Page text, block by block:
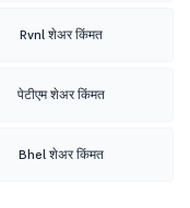
Rvnl शेअर किंमत
पेटीएम शेअर किंमत
Bhel शेअर किंमत